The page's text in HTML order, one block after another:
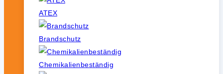
ATEX
Brandschutz
Chemikalienbeständig